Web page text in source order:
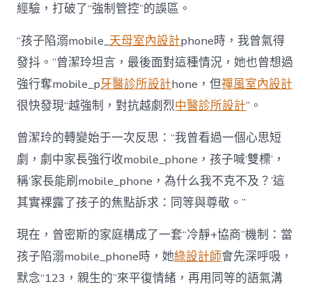
經驗，打破了“強制管控”的誤區。
“孩子陷溺mobile_天母室內設計phone時，我曾氣得
發抖。”曾潔玲坦言，最後面對這種情況，她也曾想過
強行奪mobile_p牙醫診所設計hone，但禪風室內設計
很快發現“越強制，對抗越劇烈中醫診所設計”。
曾潔玲的轉變始于一次反思：“我曾看過一個心思短
劇，劇中家長強行收mobile_phone，孩子喊‘雙標’，
稱‘家長能刷mobile_phone，為什么我不克不及？’這
其實裸露了孩子的焦點訴求：同等與尊敬。”
現在，曾密斯的家庭構成了一套“冷靜+協商”機制：當
孩子陷溺mobile_phone時，她綠設計師會先深呼吸，
默念“123，親生的”來平復情緒，再用同等的語氣溝